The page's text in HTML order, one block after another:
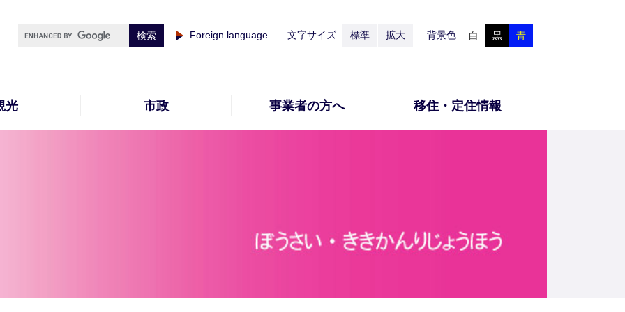
Foreign language 文字サイズ 標準 拡大 背景色 白 黒 青
光 市政 事業者の方へ 移住・定住情報